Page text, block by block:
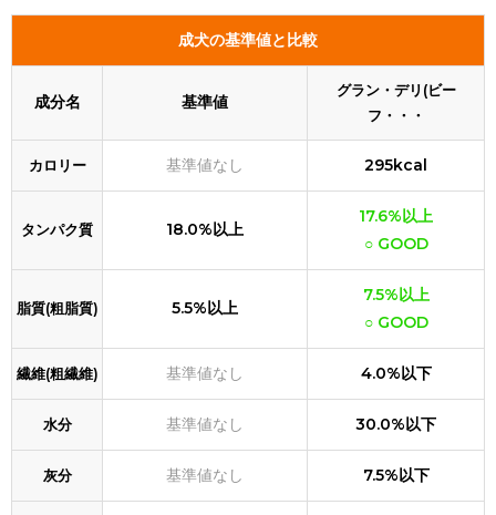
成犬の基準値と比較
成分名 基準値
グラン・デリ(ビー
フ・・・
カロリー 基準値なし 295kcal
タンパク質 18.0%以上
17.6%以上
○ GOOD
脂質(粗脂質) 5.5%以上
7.5%以上
○ GOOD
繊維(粗繊維) 基準値なし 4.0%以下
水分 基準値なし 30.0%以下
灰分 基準値なし 7.5%以下